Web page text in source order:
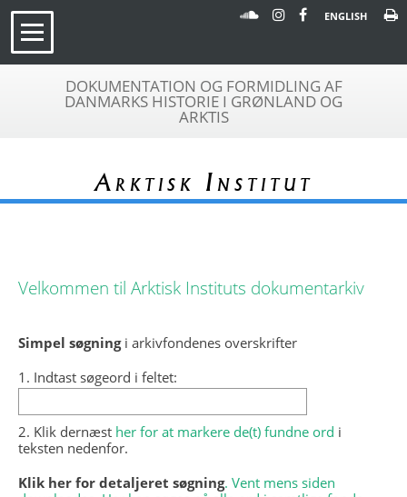
ENGLISH
DOKUMENTATION OG FORMIDLING AF
DANMARKS HISTORIE I GRØNLAND OG
ARKTIS
Arktisk Institut
Velkommen til Arktisk Instituts dokumentarkiv
Simpel søgningi arkivfondenes overskrifter
1. Indtast søgeord i feltet:
2. Klik dernæst her for at markere de(t) fundne ord i
teksten nedenfor.
Klik her for detaljeret søgning. Vent mens siden